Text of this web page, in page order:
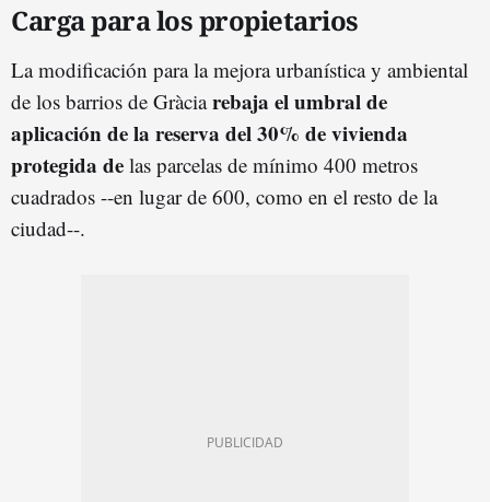
Carga para los propietarios
La modificación para la mejora urbanística y ambiental
de los barrios de Gràciarebaja el umbral de
aplicación de la reserva del 30% de vivienda
protegida de las parcelas de mínimo 400 metros
cuadrados --en lugar de 600, como en el resto de la
ciudad--.